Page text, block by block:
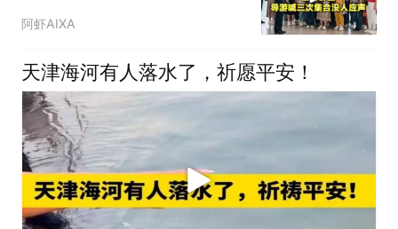
次集合没人应声
阿虾AIXA
天津海河有人落水了，祈愿平安！